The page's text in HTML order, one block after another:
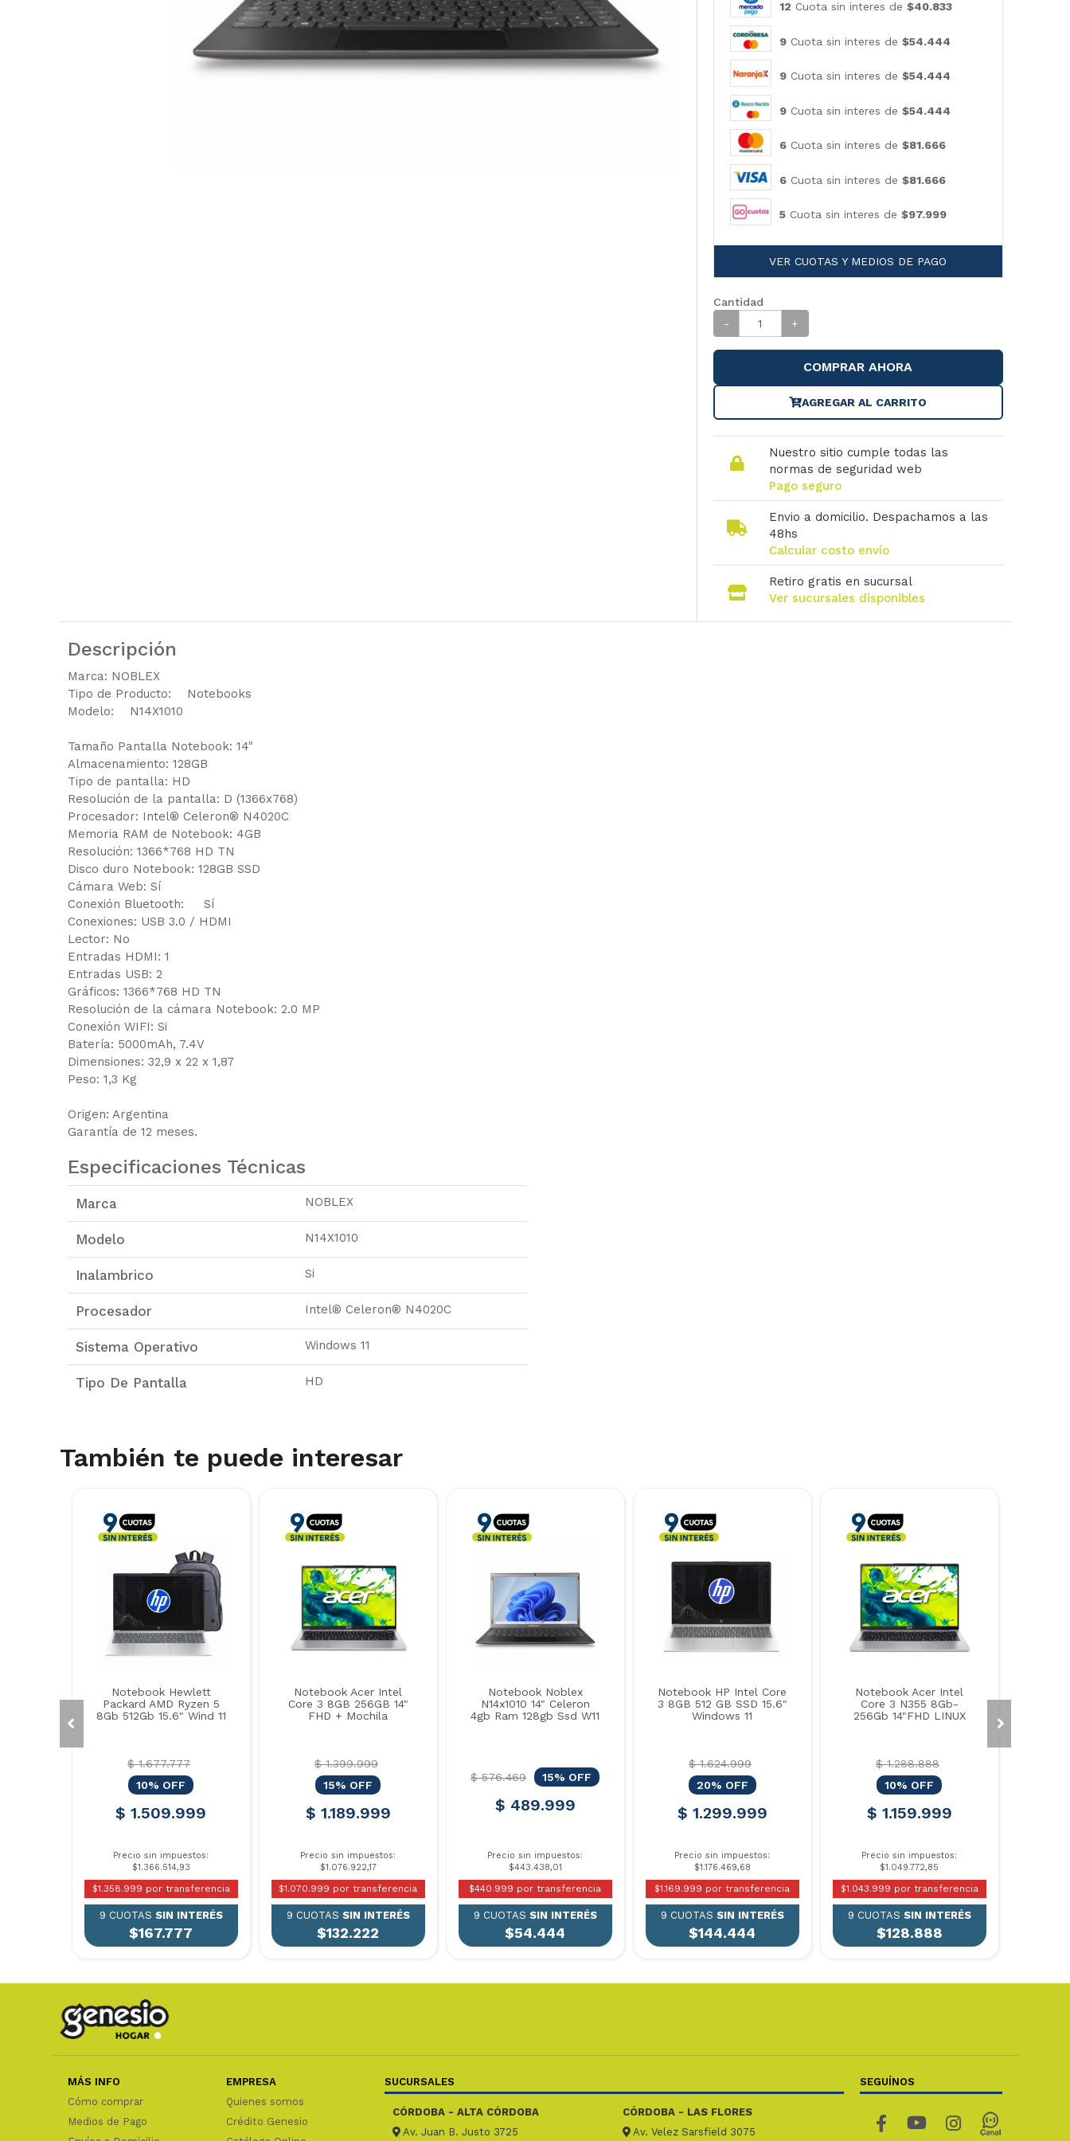
12 Cuota sin interes de $40.833
9Cuota sin interes de $54.444
9Cuota sin interes de $54.444
9Cuota sin interes de $54.444
6Cuota sin interes de $81.666
6Cuota sin interes de $81.666
5Cuota sin interes de $97.999
VER CUOTAS Y MEDIOS DE PAGO
Cantidad
-
+
COMPRAR AHORA
AGREGAR AL CARRITO
Nuestro sitio cumple todas las
normas de seguridad web
Pago seguro
Envio a domicilio. Despachamos a las
48hs
Calcular costo envío
Retiro gratis en sucursal
Ver sucursales disponibles
Descripción
Marca: NOBLEX
Tipo de Producto: Notebooks
Modelo: N14X1010
Tamaño Pantalla Notebook: 14"
Almacenamiento: 128GB
Tipo de pantalla: HD
Resolución de la pantalla: D (1366x768)
Procesador: Intel® Celeron® N4020C
Memoria RAM de Notebook: 4GB
Resolución: 1366*768 HD TN
Disco duro Notebook: 128GB SSD
Cámara Web: Sí
Conexión Bluetooth: Sí
Conexiones: USB 3.0 / HDMI
Lector: No
Entradas HDMI: 1
Entradas USB: 2
Gráficos: 1366*768 HD TN
Resolución de la cámara Notebook: 2.0 MP
Conexión WIFI: Si
Batería: 5000mAh, 7.4V
Dimensiones: 32,9 x 22 x 1,87
Peso: 1,3 Kg
Origen: Argentina
Garantía de 12 meses.
Especificaciones Técnicas
Marca NOBLEX
Modelo N14X1010
Inalambrico Si
Procesador Intel® Celeron® N4020C
Sistema Operativo Windows 11
Tipo De Pantalla HD
También te puede interesar
Notebook Hewlett
Packard AMD Ryzen 5
8Gb 512Gb 15.6" Wind 11
$ 1.677.777
10% OFF
$ 1.509.999
Precio sin impuestos:
$1.366.514,93
$1.358.999 por transferencia
9 CUOTAS SIN INTERÉS
$167.777
Notebook Acer Intel
Core 3 8GB 256GB 14"
FHD + Mochila
$ 1.399.999
15% OFF
$ 1.189.999
Precio sin impuestos:
$1.076.922,17
$1.070.999 por transferencia
9 CUOTAS SIN INTERÉS
$132.222
Notebook Noblex
N14x1010 14" Celeron
4gb Ram 128gb Ssd W11
$ 576.469 15% OFF
$ 489.999
Precio sin impuestos:
$443.438,01
$440.999 por transferencia
9 CUOTAS SIN INTERÉS
$54.444
Notebook HP Intel Core
3 8GB 512 GB SSD 15.6"
Windows 11
$ 1.624.999
20% OFF
$ 1.299.999
Precio sin impuestos:
$1.176.469,68
$1.169.999 por transferencia
9 CUOTAS SIN INTERÉS
$144.444
Notebook Acer Intel
Core 3 N355 8Gb-
256Gb 14"FHD LINUX
$ 1.288.888
10% OFF
$ 1.159.999
Precio sin impuestos:
$1.049.772,85
$1.043.999 por transferencia
9 CUOTAS SIN INTERÉS
$128.888
MÁS INFO
Cómo comprar
Medios de Pago
EMPRESA
Quienes somos
Crédito Genesio
SUCURSALES
CÓRDOBA - ALTA CÓRDOBA
Av. Juan B. Justo 3725
CÓRDOBA - LAS FLORES
Av. Velez Sarsfield 3075
SEGUÍNOS